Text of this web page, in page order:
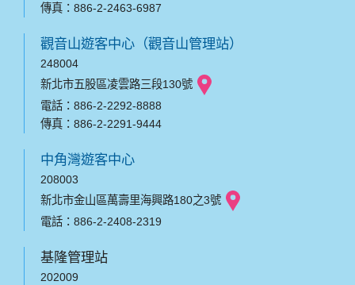
傳真：886-2-2463-6987
觀音山遊客中心（觀音山管理站）
248004
新北市五股區凌雲路三段130號
電話：886-2-2292-8888
傳真：886-2-2291-9444
中角灣遊客中心
208003
新北市金山區萬壽里海興路180之3號
電話：886-2-2408-2319
基隆管理站
202009